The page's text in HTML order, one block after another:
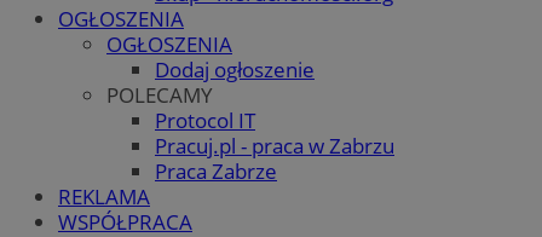
OGŁOSZENIA
OGŁOSZENIA
Dodaj ogłoszenie
POLECAMY
Protocol IT
Pracuj.pl - praca w Zabrzu
Praca Zabrze
REKLAMA
WSPÓŁPRACA